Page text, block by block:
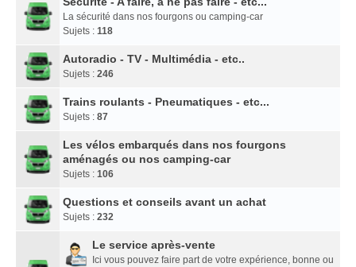
La sécurité dans nos fourgons ou camping-car
Sujets : 118
Autoradio - TV - Multimédia - etc..
Sujets : 246
Trains roulants - Pneumatiques - etc...
Sujets : 87
Les vélos embarqués dans nos fourgons
aménagés ou nos camping-car
Sujets : 106
Questions et conseils avant un achat
Sujets : 232
Le service après-vente
Ici vous pouvez faire part de votre expérience, bonne ou